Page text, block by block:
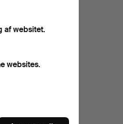
af websitet.
websites.